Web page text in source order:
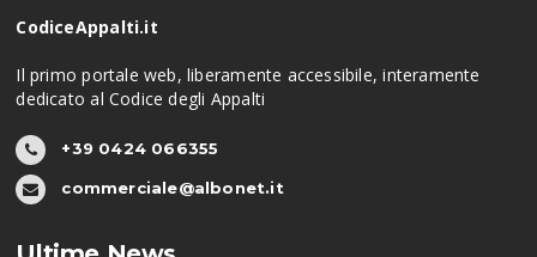
CodiceAppalti.it
Il primo portale web, liberamente accessibile, interamente
dedicato al Codice degli Appalti
+39 0424 066355
commerciale@albonet.it